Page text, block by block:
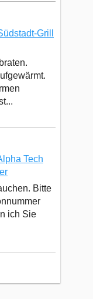
Grill
Tech
Bitte
ich Sie